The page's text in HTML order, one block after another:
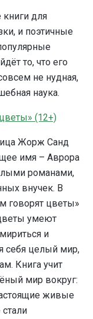
для
и поэтичные
то, что его
не нудная,
наука.
(12+)
Жорж Санд
имя – Аврора
романами,
внучек. В
говорят цветы»
умеют
и
себя целый мир,
Книга учит
мир вокруг:
живые